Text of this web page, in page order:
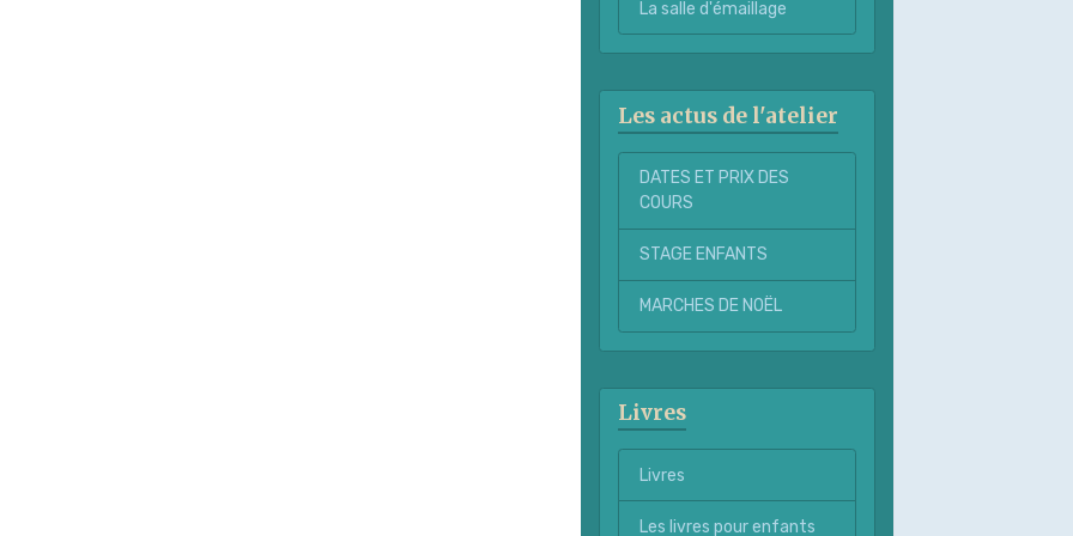
La salle d'émaillage
Les actus de l'atelier
DATES ET PRIX DES
COURS
STAGE ENFANTS
MARCHES DE NOËL
Livres
Livres
Les livres pour enfants